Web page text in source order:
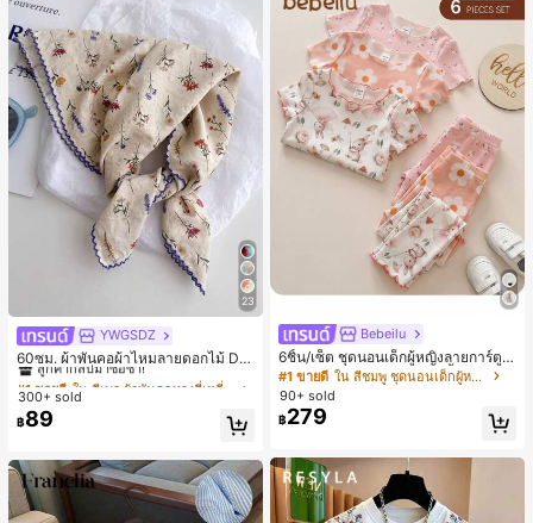
23
YWGSDZ
60ซม. ผ้าพันคอผ้าไหมลายดอกไม้ Dit
sy สีเบจ, เครื่องประดับใหม่สำหรับผู้หญิ
งฤดูใบไม้ผลิ/ฤดูใบไม้ร่วง, ผ้าพันคอผืน
บางอเนกประสงค์หรูหรา
#1 ขายดี
ลูกค้ากลับมาซื้อซ้ำ!
#1 ขายดี
ลูกค้ากลับมาซื้อซ้ำ!
#1 ขายดี
ลูกค้ากลับมาซื้อซ้ำ!
#1 ขายดี
ใน สีเบจ ผ้าพันคอทรงสี่เหลี่ยมและผ้าพันคอสำหรับผู้
300+ sold
฿89
Bebeilu
6ชิ้น/เซ็ต ชุดนอนเด็กผู้หญิงลายการ์ตูน
หมีและดอกไม้ คอกลม แขนสั้น กางเกง
ขาสั้น ขอบระบาย สวมใส่สบาย
#1 ขายดี
ใน สีชมพู ชุดนอนเด็กผู้หญิง
90+ sold
฿279